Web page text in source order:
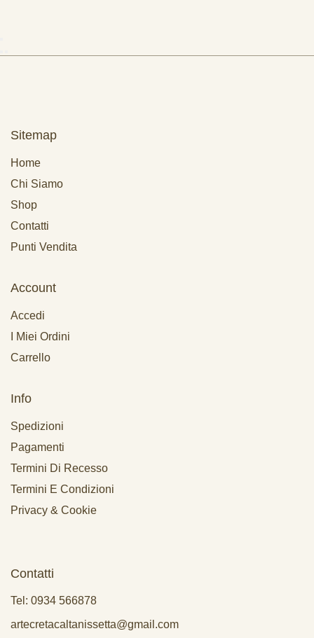
Sitemap
Home
Chi Siamo
Shop
Contatti
Punti Vendita
Account
Accedi
I Miei Ordini
Carrello
Info
Spedizioni
Pagamenti
Termini Di Recesso
Termini E Condizioni
Privacy & Cookie
Contatti
Tel: 0934 566878
artecretacaltanissetta@gmail.com